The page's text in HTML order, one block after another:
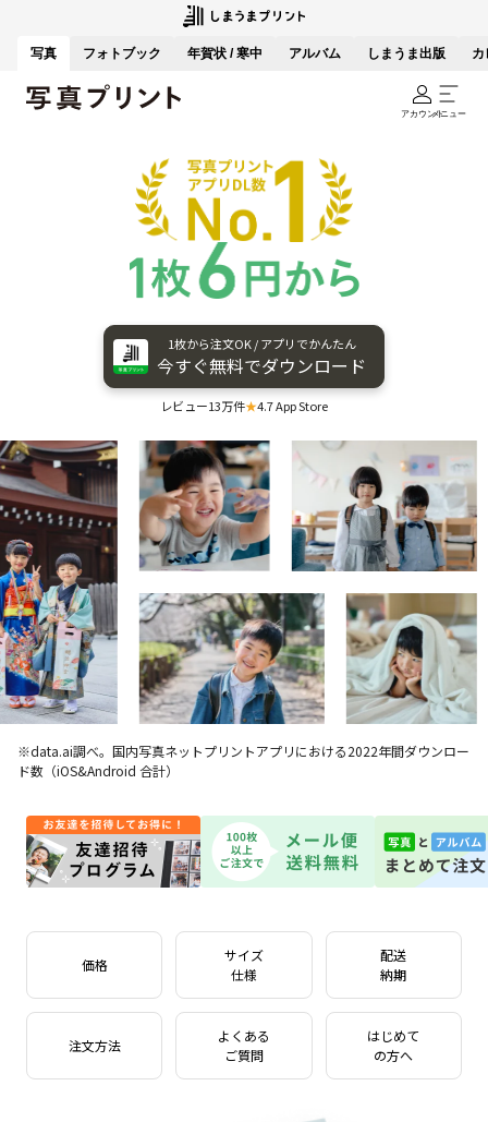
写真 フォトブック 年賀状 / 寒中 アルバム しまうま出版 カ
アカウントメニュー
1枚から​注文OK / アプリで​かんたん
今すぐ​無料で​ダウンロード
レビュー13万件★4.7 App Store
※data.ai調べ。国内写真ネットプリントアプリにおける2022年間ダウンロー
ド数（iOS&Android 合計）
価格
サイズ
仕様
配送
納期
注文方法
よくある
ご質問
はじめて
の方へ